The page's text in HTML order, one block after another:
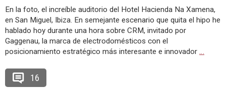
En la foto, el increíble auditorio del Hotel Hacienda Na Xamena,
en San Miguel, Ibiza. En semejante escenario que quita el hipo he
hablado hoy durante una hora sobre CRM, invitado por
Gaggenau, la marca de electrodomésticos con el
posicionamiento estratégico más interesante e innovador …
16